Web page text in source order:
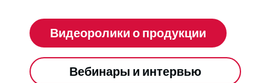
Видеоролики о продукции
Вебинары и интервью